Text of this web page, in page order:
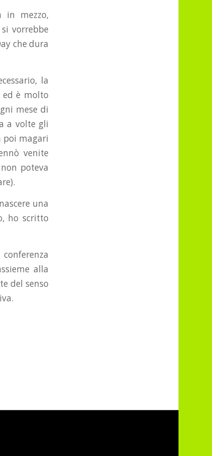
in mezzo,
vorrebbe
che dura
la
ed è molto
mese di
a volte gli
poi magari
venite
poteva
una
ho scritto
alla
del senso